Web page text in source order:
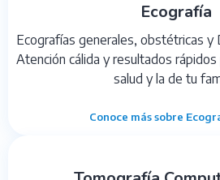
Ecografía
Ecografías generales, obstétricas y
Atención cálida y resultados
salud y la de tu
Conoce más sobre